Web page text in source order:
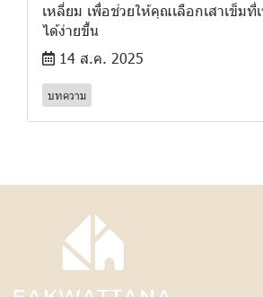
เหลี่ยม เพื่อช่วยให้คุณเลือกเสาเข็มที่
ได้ง่ายขึ้น
14 ส.ค. 2025
บทความ